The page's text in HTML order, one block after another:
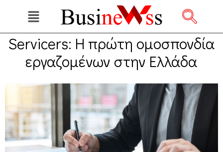
Servicers: Η πρώτη ομοσπονδία
εργαζομένων στην Ελλάδα